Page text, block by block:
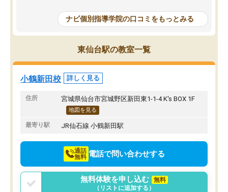
教室は少し狭い印象なので夜の時間帯
など生徒さんが多い時間帯は手狭では
ないかな？と感じます。
また駅前にあるのでアクセスは良いで
すが駐車場がないのでお迎えの際に近
隣のコインパーキングを利用または路
上駐車をするしかない点が少し不便で
方を丁寧に教えてくださ
が深まっていると感じま
熱心で、一人ひとりの苦
前より勉強に前向きに取
りたいと思える塾です。
ナビ個別指導学院の口コミをもっとみる
東仙台駅の教室一覧
小鶴新田校 詳しく見る
住所 宮城県仙台市宮城野区新田東1-1-4 K's BOX 1F
地図を見る
最寄り駅 JR仙石線 小鶴新田駅
通話
無料 電話で問い合わせする
無料体験を申し込む
無料
（リストに追加する）